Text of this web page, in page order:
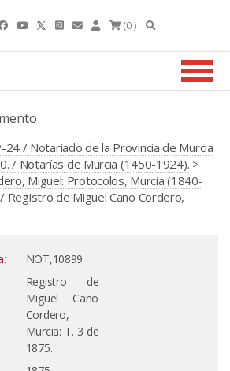
(0 )
24 / Notariado de la Provincia de Murcia
/ Notarías de Murcia (1450-1924). >
Miguel: Protocolos, Murcia (1840-
Registro de Miguel Cano Cordero,
NOT,10899
Registro de
Miguel Cano
Cordero,
Murcia: T. 3 de
1875.